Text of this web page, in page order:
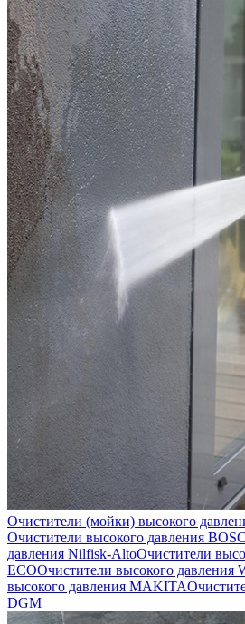
Очистители (мойки) высокого
Очистители высокого давления
давления Nilfisk-AltoОчистители
ECOОчистители высокого давления
высокого давления MAKITA
DGM